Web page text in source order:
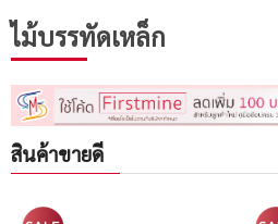
ไม้บรรทัดเหล็ก
สินค้าขายดี